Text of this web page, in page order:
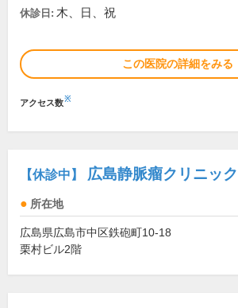
休診日: 木、日、祝
この医院の詳細をみる
アクセス数※
【休診中】 広島静脈瘤クリニック
所在地
広島県広島市中区鉄砲町10-18
栗村ビル2階